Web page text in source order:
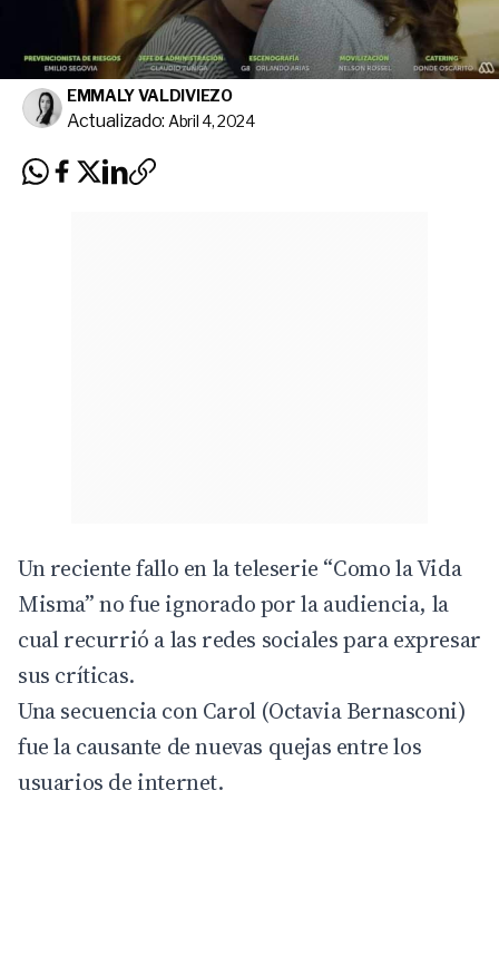
EMMALY VALDIVIEZO
Actualizado: Abril 4, 2024
Un reciente fallo en la teleserie “Como la Vida
Misma” no fue ignorado por la audiencia, la
cual recurrió a las redes sociales para expresar
sus críticas.
Una secuencia con Carol (Octavia Bernasconi)
fue la causante de nuevas quejas entre los
usuarios de internet.